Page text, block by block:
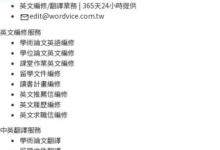
英文編修/翻譯業務 | 365天24小時提供
edit@wordvice.com.tw
英文編修服務
學術論文英語編修
學位論文英文編修
課堂作業英文編修
留學文件編修
讀書計畫編修
英文推薦信編修
英文履歷編修
英文求職信編修
中英翻譯服務
學術論文翻譯